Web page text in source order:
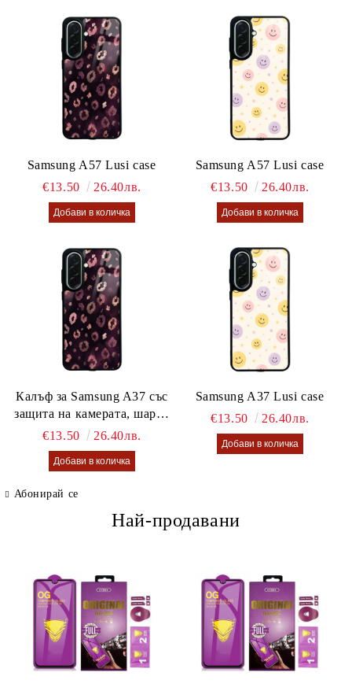
Samsung A57 Lusi case
€13.50
26.40лв.
Samsung A57 Lusi case
€13.50
26.40лв.
Калъф за Samsung A37 със
защита на камерата, шарен
калъф Lusi case
€13.50 26.40лв.
Samsung A37 Lusi case
€13.50
26.40лв.
Абонирай се
Най-продавани